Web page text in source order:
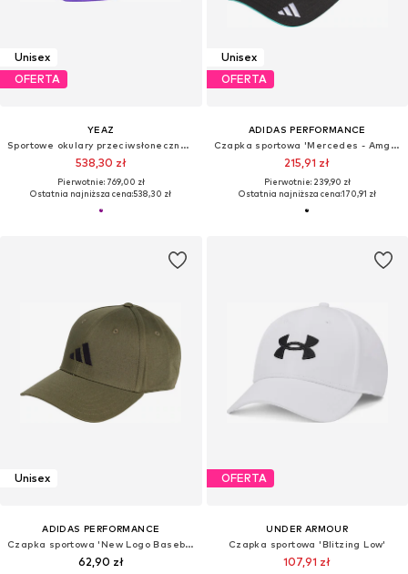
Unisex
OFERTA
YEAZ
Sportowe okulary przeciwsłoneczne 'Sunrise'
538,30 zł
Pierwotnie: 769,00 zł
Ostatnia najniższa cena:538,30 zł
Unisex
OFERTA
ADIDAS PERFORMANCE
Czapka sportowa 'Mercedes - Amg Petronas Formula 1 Team Driver'
215,91 zł
Pierwotnie: 239,90 zł
Ostatnia najniższa cena:170,91 zł
Unisex
ADIDAS PERFORMANCE
Czapka sportowa 'New Logo Baseball'
62,90 zł
OFERTA
UNDER ARMOUR
Czapka sportowa 'Blitzing Low'
107,91 zł